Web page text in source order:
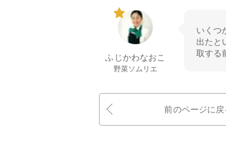
ふじかわなおこ
野菜ソムリエ
いくつ
出たと
取する
前のページに戻